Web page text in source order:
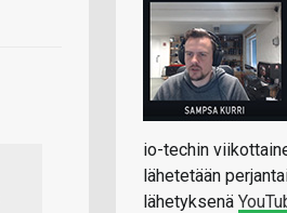
io-techin
lähetetään
lähetyksenä